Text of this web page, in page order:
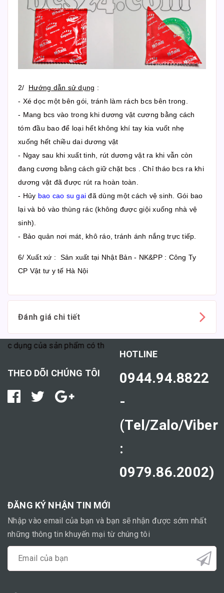
2/ Hướng dẫn sử dụng :
- Xé dọc một bên gói, tránh làm rách bcs bên trong.
- Mang bcs vào trong khi dương vật cương bằng cách
tóm đầu bao để loại hết không khí tay kia vuốt nhẹ
xuống hết chiều dai dương vật
- Ngay sau khi xuất tinh, rút dương vật ra khi vẫn còn
đang cương bằng cách giữ chặt bcs . Chỉ tháo bcs ra khi
dương vật đã được rút ra hoàn toàn.
- Hủy bao cao su gai đã dùng một cách vệ sinh. Gói bao
lại và bỏ vào thùng rác (không được giội xuống nhà vệ
sinh).
- Bảo quản nơi mát, khô ráo, tránh ánh nắng trực tiếp.
6/ Xuất xứ : Sản xuất tại Nhật Bản - NK&PP : Công Ty
CP Vật tư y tế Hà Nội
Đánh giá chi tiết
dụng của sản phẩm có thể tùy thuộc vào cơ địa mỗi người."
THEO DÕI CHÚNG TÔI
HOTLINE
0944.94.8822
-
(Tel/Zalo/Viber
:
0979.86.2002)
ĐĂNG KÝ NHẬN TIN MỚI
Nhập vào email của bạn và bạn sẽ nhận được sớm nhất
những thông tin khuyến mại từ chúng tôi